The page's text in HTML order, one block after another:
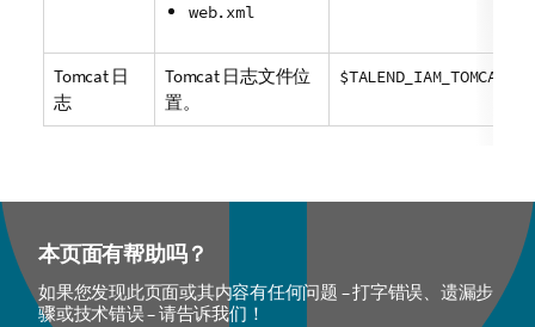
web.xml
Tomcat 日
志
Tomcat 日志文件位
置。
本页面有帮助吗？
如果您发现此页面或其内容有任何问题 – 打字错误、遗漏步
骤或技术错误 – 请告诉我们！